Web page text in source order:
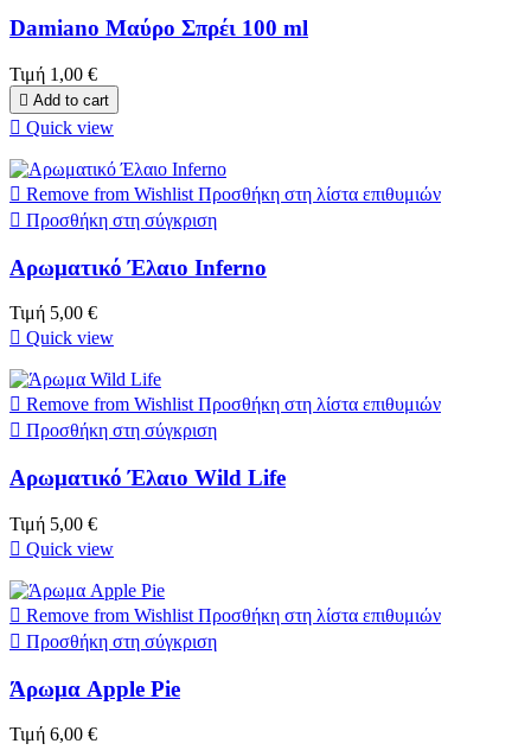
Damiano Μαύρο Σπρέι 100 ml
Τιμή 1,00 €
 Add to cart
 Quick view
 Remove from Wishlist Προσθήκη στη λίστα επιθυμιών
 Προσθήκη στη σύγκριση
Αρωματικό Έλαιο Inferno
Τιμή 5,00 €
 Quick view
 Remove from Wishlist Προσθήκη στη λίστα επιθυμιών
 Προσθήκη στη σύγκριση
Αρωματικό Έλαιο Wild Life
Τιμή 5,00 €
 Quick view
 Remove from Wishlist Προσθήκη στη λίστα επιθυμιών
 Προσθήκη στη σύγκριση
Άρωμα Apple Pie
Τιμή 6,00 €